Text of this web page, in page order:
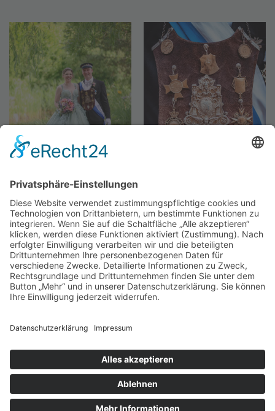
KÖNIGSPAAR 2025 –
ALEX UND STEPHIE
SCHÜTZENKLEINOD